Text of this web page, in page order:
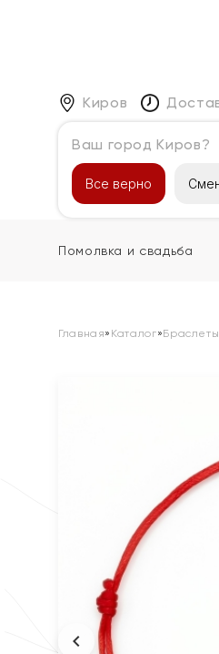
Киров
Ваш город Киров?
Все верно
Каталог
Помолвка и свадьба
Главная» Каталог»Браслеты